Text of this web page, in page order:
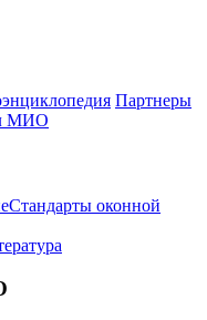
Партнеры
МИО
Стандарты оконной